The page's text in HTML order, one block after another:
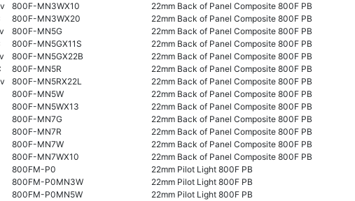
800F-MN3WX10
22mm Back of Panel Composite 800F PB
800F-MN3WX20
22mm Back of Panel Composite 800F PB
800F-MN5G
22mm Back of Panel Composite 800F PB
800F-MN5GX11S
22mm Back of Panel Composite 800F PB
800F-MN5GX22B
22mm Back of Panel Composite 800F PB
800F-MN5R
22mm Back of Panel Composite 800F PB
800F-MN5RX22L
22mm Back of Panel Composite 800F PB
800F-MN5W
22mm Back of Panel Composite 800F PB
800F-MN5WX13
22mm Back of Panel Composite 800F PB
800F-MN7G
22mm Back of Panel Composite 800F PB
800F-MN7R
22mm Back of Panel Composite 800F PB
800F-MN7W
22mm Back of Panel Composite 800F PB
800F-MN7WX10
22mm Back of Panel Composite 800F PB
800FM-P0
22mm Pilot Light 800F PB
800FM-P0MN3W
22mm Pilot Light 800F PB
800FM-P0MN5W
22mm Pilot Light 800F PB